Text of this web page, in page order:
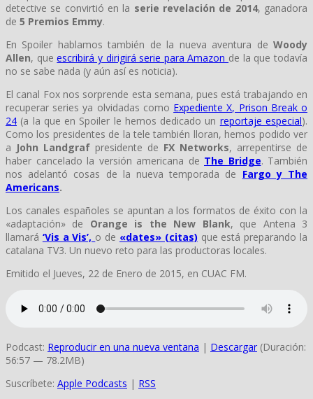
detective se convirtió en la serie revelación de 2014, ganadora
de 5 Premios Emmy.
En Spoiler hablamos también de la nueva aventura de Woody
Allen, queescribirá y dirigirá serie para Amazon de la que todavía
no se sabe nada (y aún así es noticia).
El canal Fox nos sorprende esta semana, pues está trabajando en
recuperar series ya olvidadas como Expediente X, Prison Break o
24 (a la que en Spoiler le hemos dedicado un reportaje especial).
Como los presidentes de la tele también lloran, hemos podido ver
a John Landgraf presidente de FX Networks, arrepentirse de
haber cancelado la versión americana de The Bridge. También
nos adelantó cosas de la nueva temporada de Fargo y The
Americans.
Los canales españoles se apuntan a los formatos de éxito con la
«adaptación» de Orange is the New Blank, que Antena 3
llamará ‘Vis a Vis’, o de «dates» (citas) que está preparando la
catalana TV3. Un nuevo reto para las productoras locales.
Emitido el Jueves, 22 de Enero de 2015, en CUAC FM.
Podcast: Reproducir en una nueva ventana | Descargar (Duración:
56:57 — 78.2MB)
Suscríbete: Apple Podcasts | RSS